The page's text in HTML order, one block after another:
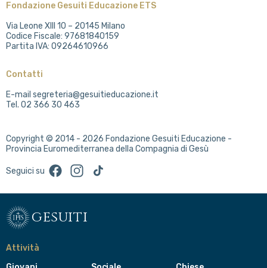
Fondazione Gesuiti Educazione ETS
Via Leone XIII 10 – 20145 Milano
Codice Fiscale: 97681840159
Partita IVA: 09264610966
Contatti
E-mail segreteria@gesuitieducazione.it
Tel. 02 366 30 463
Copyright © 2014 - 2026 Fondazione Gesuiti Educazione -
Provincia Euromediterranea della Compagnia di Gesù
Seguici su FacebookInstagram
TikTok
gesuiti
Attività